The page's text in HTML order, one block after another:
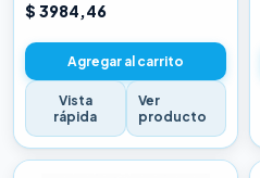
$ 3984,46
Agregar al carrito
Vista
rápida
Ver
producto